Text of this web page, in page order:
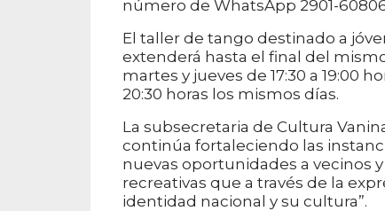
número de WhatsApp 2901-
El taller de tango destinado a
extenderá hasta el final del
martes y jueves de 17:30 a 19:00
20:30 horas los mismos días.
La subsecretaria de Cultura
continúa fortaleciendo las
nuevas oportunidades a vecinos
recreativas que a través de la
identidad nacional y su cultura”.